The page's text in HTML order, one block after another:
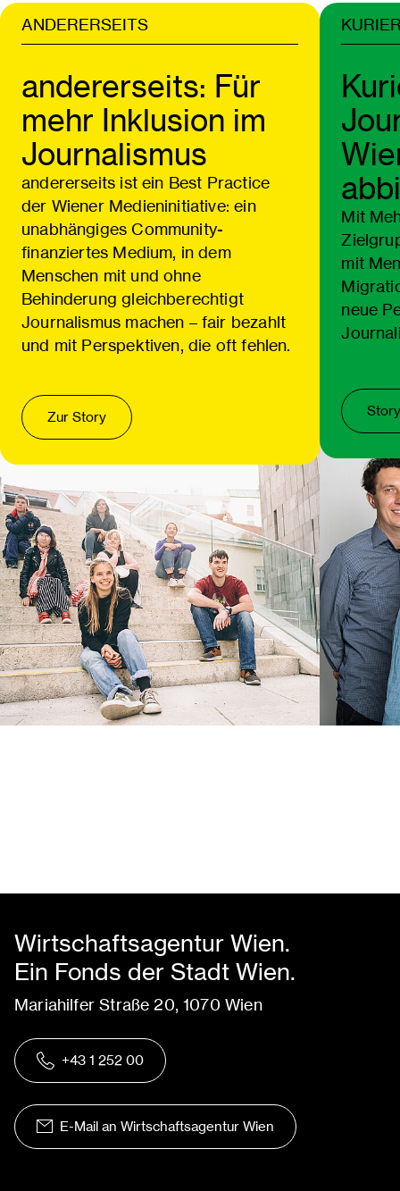
andererseits: Für
mehr Inklusion im
Journalismus
ANDERERSEITS
andererseits ist ein Best Practice
der Wiener Medieninitiative: ein
unabhängiges Community-
finanziertes Medium, in dem
Menschen mit und ohne
Behinderung gleichberechtigt
Journalismus machen – fair bezahlt
und mit Perspektiven, die oft fehlen.
Zur Story
Mit
mit
neue
Wirtschaftsagentur Wien.
Ein Fonds der Stadt Wien.
Mariahilfer Straße 20, 1070 Wien
+43 1 252 00
E-Mail an Wirtschaftsagentur Wien